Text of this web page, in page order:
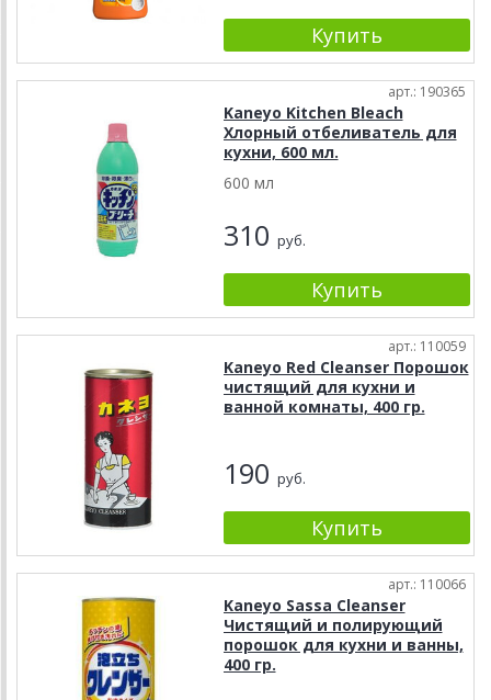
арт.: 190365
Kaneyo Kitchen Bleach
Хлорный отбеливатель для
кухни, 600 мл.
600 мл
310 руб.
арт.: 110059
Kaneyo Red Cleanser Порошок
чистящий для кухни и
ванной комнаты, 400 гр.
190 руб.
арт.: 110066
Kaneyo Sassa Cleanser
Чистящий и полирующий
порошок для кухни и ванны,
400 гр.